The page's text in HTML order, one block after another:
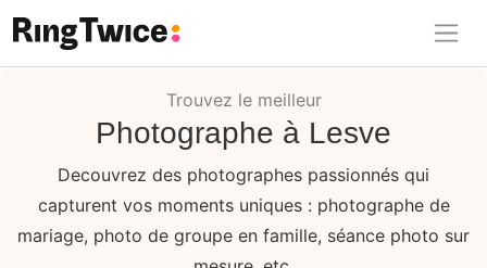
Ring Twice
Trouvez le meilleur
Photographe à Lesve
Decouvrez des photographes passionnés qui
capturent vos moments uniques : photographe de
mariage, photo de groupe en famille, séance photo sur